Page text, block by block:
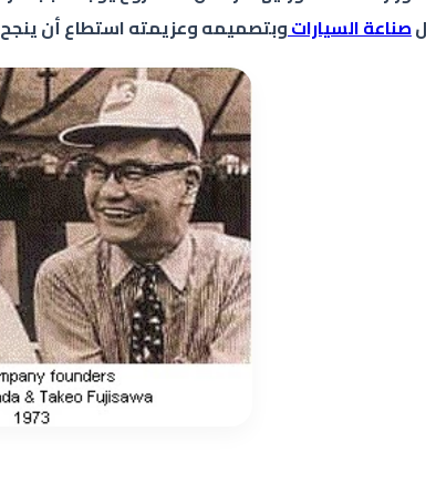
صناعة السياراتوبتصميمه وعزيمته استطاع أن